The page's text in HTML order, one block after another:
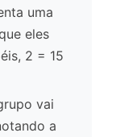
uma
eles
2 = 15
vai
a